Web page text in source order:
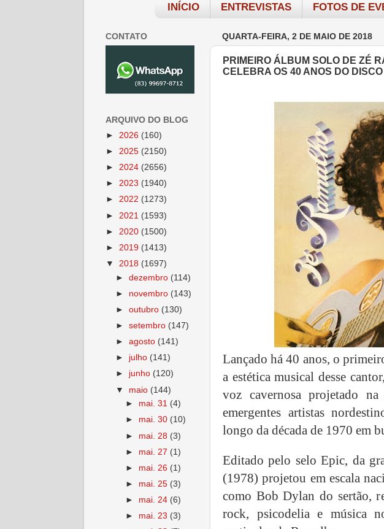
INÍCIO ENTREVISTAS FOTOS DE
QUARTA-FEIRA, 2 DE MAIO DE 2018
PRIMEIRO ÁLBUM SOLO DE ZÉ
CELEBRA OS 40 ANOS DO DISCO
Lançado há 40 anos, o
a estética musical desse
voz cavernosa projetado
emergentes artistas
longo da década de 1970 em
Editado pelo selo Epic, da
(1978) projetou em escala
como Bob Dylan do sertão,
rock, psicodelia e música
CONTATO
ARQUIVO DO BLOG
► 2026 (160)
► 2025 (2150)
► 2024 (2656)
► 2023 (1940)
► 2022 (1273)
► 2021 (1593)
► 2020 (1500)
► 2019 (1413)
▼ 2018 (1697)
►dezembro (114)
► novembro (143)
►outubro (130)
►setembro (147)
►agosto (141)
► julho (141)
► junho (120)
▼ maio (144)
► mai. 31 (4)
► mai. 30 (10)
► mai. 28 (3)
► mai. 27 (1)
► mai. 26 (1)
► mai. 25 (3)
► mai. 24 (6)
► mai. 23 (3)